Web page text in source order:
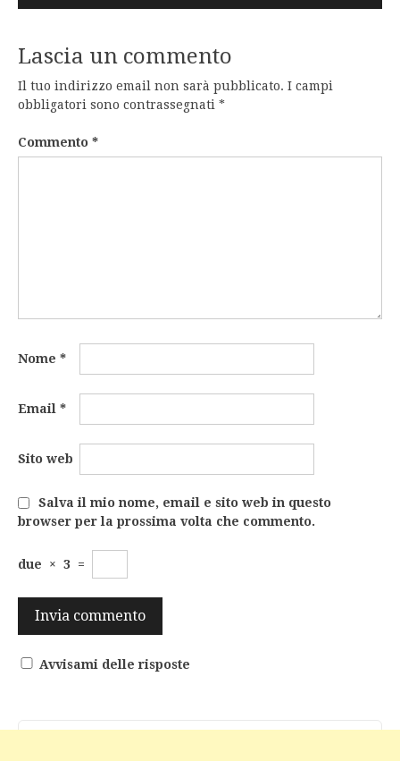
Lascia un commento
Il tuo indirizzo email non sarà pubblicato. I campi
obbligatori sono contrassegnati *
Commento *
Nome *
Email *
Sito web
Salva il mio nome, email e sito web in questo
browser per la prossima volta che commento.
due × 3 =
Avvisami delle risposte